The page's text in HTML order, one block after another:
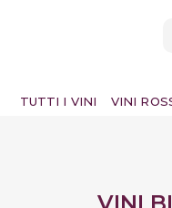
TUTTI I VINI VINI